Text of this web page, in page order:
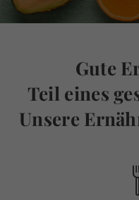
Gute
Teil eines
Unsere